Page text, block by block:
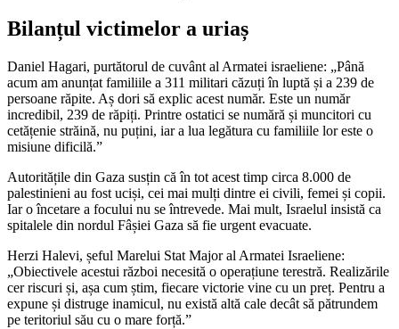
Bilanțul victimelor a uriaș
Daniel Hagari, purtătorul de cuvânt al Armatei israeliene: „Până
acum am anunțat familiile a 311 militari căzuți în luptă și a 239 de
persoane răpite. Aș dori să explic acest număr. Este un număr
incredibil, 239 de răpiți. Printre ostatici se numără și muncitori cu
cetățenie străină, nu puțini, iar a lua legătura cu familiile lor este o
misiune dificilă.”
Autoritățile din Gaza susțin că în tot acest timp circa 8.000 de
palestinieni au fost uciși, cei mai mulți dintre ei civili, femei și copii.
Iar o încetare a focului nu se întrevede. Mai mult, Israelul insistă ca
spitalele din nordul Fâșiei Gaza să fie urgent evacuate.
Herzi Halevi, șeful Marelui Stat Major al Armatei Israeliene:
„Obiectivele acestui război necesită o operațiune terestră. Realizările
cer riscuri și, așa cum știm, fiecare victorie vine cu un preț. Pentru a
expune și distruge inamicul, nu există altă cale decât să pătrundem
pe teritoriul său cu o mare forță.”